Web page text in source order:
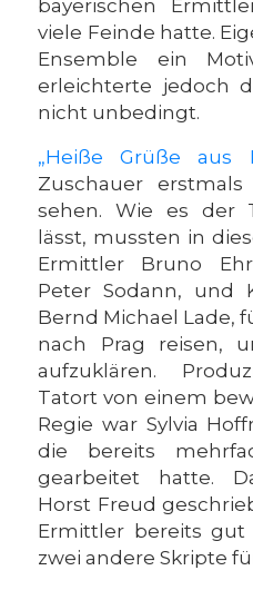
bayerischen
viele Feinde hatte.
Ensemble ein
erleichterte jedoch
nicht unbedingt.
„Heiße Grüße aus
Zuschauer
sehen. Wie es der
lässt, mussten in
Ermittler Bruno
Peter Sodann, und
Bernd Michael Lade,
nach Prag reisen,
aufzuklären.
Tatort von einem
Regie war Sylvia
die bereits
gearbeitet hatte.
Horst Freud
Ermittler bereits gut
zwei andere Skripte